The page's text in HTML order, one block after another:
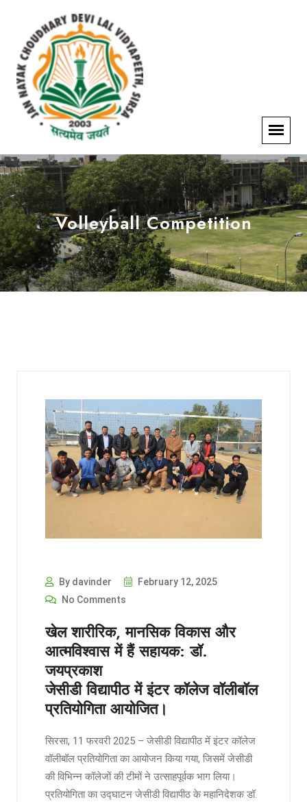
Volleyball Competition
By davinder
February 12, 2025
No Comments
खेल शारीरिक, मानसिक विकास और
आत्मविश्वास में हैं सहायक: डॉ.
जयप्रकाश
जेसीडी विद्यापीठ में इंटर कॉलेज वॉलीबॉल
प्रतियोगिता आयोजित।
सिरसा, 11 फरवरी 2025 – जेसीडी विद्यापीठ में इंटर कॉलेज
वॉलीबॉल प्रतियोगिता का आयोजन किया गया, जिसमें जेसीडी
की विभिन्न कॉलेजों की टीमों ने उत्साहपूर्वक भाग लिया।
प्रतियोगिता का उद्घाटन जेसीडी विद्यापीठ के महानिदेशक डॉ.